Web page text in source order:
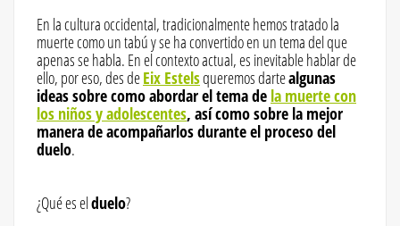
En la cultura occidental, tradicionalmente hemos tratado la
muerte como un tabú y se ha convertido en un tema del que
apenas se habla. En el contexto actual, es inevitable hablar de
ello, por eso, des deEix Estelsqueremos dartealgunas
ideas sobre como abordar el tema de la muerte con
los niños y adolescentes, así como sobre la mejor
manera de acompañarlos durante el proceso del
duelo.
¿Qué es elduelo?